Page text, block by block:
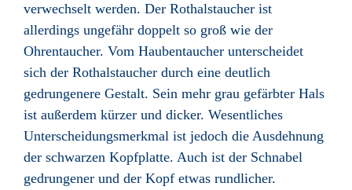
verwechselt werden. Der Rothalstaucher ist
allerdings ungefähr doppelt so groß wie der
Ohrentaucher. Vom Haubentaucher unterscheidet
sich der Rothalstaucher durch eine deutlich
gedrungenere Gestalt. Sein mehr grau gefärbter Hals
ist außerdem kürzer und dicker. Wesentliches
Unterscheidungsmerkmal ist jedoch die Ausdehnung
der schwarzen Kopfplatte. Auch ist der Schnabel
gedrungener und der Kopf etwas rundlicher.